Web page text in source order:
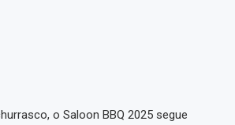
o Saloon BBQ 2025 segue